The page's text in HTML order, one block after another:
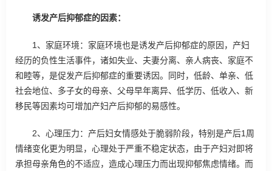
诱发产后抑郁症的因素：
1、家庭环境：家庭环境也是诱发产后抑郁症的原因，产妇
经历的负性生活事件，诸如失业、夫妻分离、亲人病丧、家庭不
和睦等，是促发产后抑郁症的重要诱因。同时，低龄、单亲、低
社会地位、多子女的母亲、父母早年离异、低学历、低收入、新
移民等因素均可增加产妇产后抑郁的易感性。
2、心理压力：产后妇女情感处于脆弱阶段，特别是产后1周
情绪变化更为明显，心理处于严重不稳定状态，由于产妇对即将
承担母亲角色的不适应，造成心理压力而出现抑郁焦虑情绪。而